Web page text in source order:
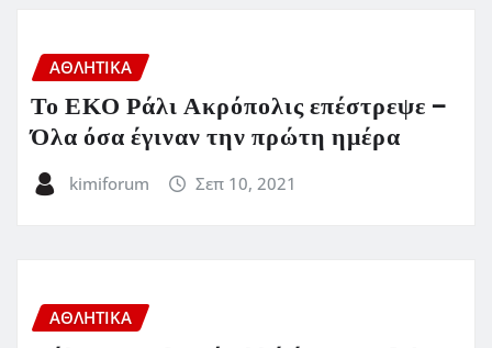
ΑΘΛΗΤΙΚΑ
Το ΕΚΟ Ράλι Ακρόπολις επέστρεψε –
Όλα όσα έγιναν την πρώτη ημέρα
kimiforum Σεπ 10, 2021
ΑΘΛΗΤΙΚΑ